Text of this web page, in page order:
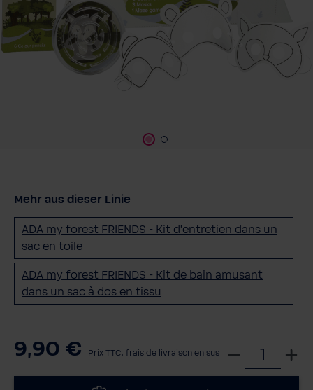
Mehr aus dieser Linie
ADA my forest FRIENDS - Kit d'entretien dans un
sac en toile
ADA my forest FRIENDS - Kit de bain amusant
dans un sac à dos en tissu
9,90 € Prix TTC, frais de livraison en sus